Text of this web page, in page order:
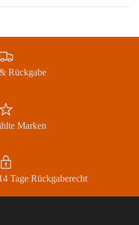
Rückgabe
Marken
Tage Rückgaberecht